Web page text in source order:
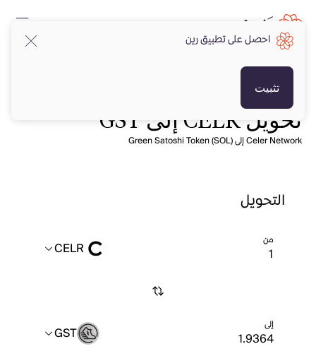
تحويل CELR إلى GST
Celer Network إلى Green Satoshi Token (SOL)
التحويل
من CELR
إلى GST
احصل على تطبيق رين
تثبيت